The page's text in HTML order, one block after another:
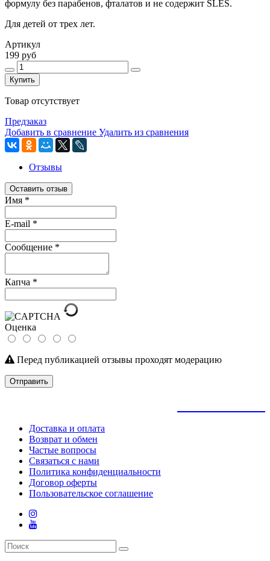
формулу без парабенов, фталатов и не содержит SLES.
Для детей от трех лет.
Артикул
199 руб
Купить
Товар отсутствует
Предзаказ
Добавить в сравнение Удалить из сравнения
Отзывы
Оставить отзыв
Имя *
E-mail *
Сообщение *
Капча *
Оценка
Перед публикацией отзывы проходят модерацию
Отправить
Доставка и оплата
Возврат и обмен
Частые вопросы
Связаться с нами
Политика конфиденциальности
Договор оферты
Пользовательское соглашение